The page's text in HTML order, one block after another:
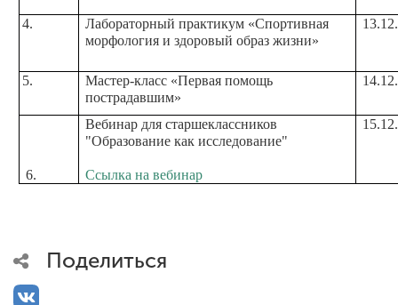
Студенческая жизнь
Сведения об
образовательной
организации
4.
Лабораторный практикум «Спортивная
морфология и здоровый образ жизни»
13.12.
5.
Мастер-класс «Первая помощь
пострадавшим»
14.12.
6.
Вебинар для старшеклассников
"Образование как исследование"
Ссылка на вебинар
15.12.
Поделиться